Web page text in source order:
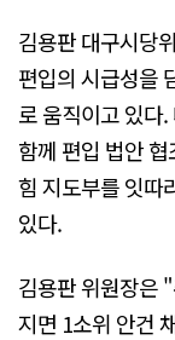
김용판 대구시당
편입의 시급성을
로 움직이고 있다
함께 편입 법안
힘 지도부를 잇따
있다.
김용판 위원장은
지면 1소위 안건